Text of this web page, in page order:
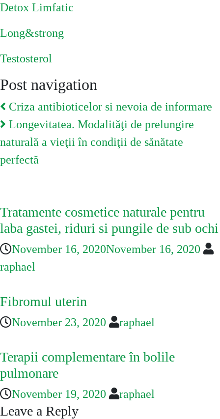
Detox Limfatic
Long&strong
Testosterol
Post navigation
Criza antibioticelor si nevoia de informare
Longevitatea. Modalităţi de prelungire
naturală a vieţii în condiţii de sănătate
perfectă
Tratamente cosmetice naturale pentru
laba gastei, riduri si pungile de sub ochi
November 16, 2020November 16, 2020
raphael
Fibromul uterin
November 23, 2020 raphael
Terapii complementare în bolile
pulmonare
November 19, 2020 raphael
Leave a Reply